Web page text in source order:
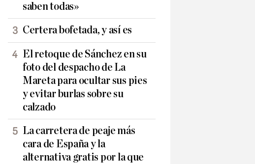
saben todas»
Certera bofetada, y así es
El retoque de Sánchez en su
foto del despacho de La
Mareta para ocultar sus pies
y evitar burlas sobre su
calzado
La carretera de peaje más
cara de España y la
alternativa gratis por la que